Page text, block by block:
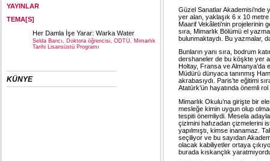
YAYINLAR
TEMA[S]
Her Damla İşe Yarar: Warka Water
Selda Bancı, Doktora öğrencisi, ODTÜ, Mimarlık
Tarihi Lisansüstü Programı
KÜNYE
Güzel Sanatlar Akademisi’nde
yer alan, yaklaşık 6 x 10
Maarif Vekâleti’nin projelerinin
sıra, Mimarlık Bölümü el
bulunmaktaydı. Bu yazmalar,
Bunların yanı sıra, bodrum
dershaneler de bu köşkte yer
Holtay, Fransa ve Almanya’da
Müdürü dünyaca tanınmış
akrabasıydı. Paris’te eğitimi
Atatürk’ün hayatında önemli
Mimarlık Okulu’na girişte bir
mesleğe kimin uygun olup
tespiti önemliydi. Mesela
çizimini hafızadan çizmelerini
yapılmıştı, kimse inanamaz.
seçiliyor ve bu sayıdan
olacak kabiliyetler ortaya
burada kıskançlık